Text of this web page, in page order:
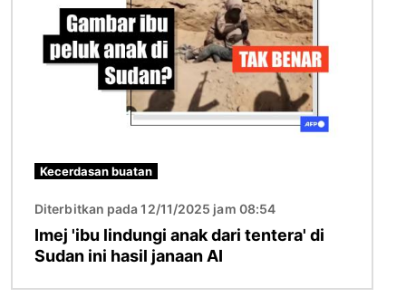
Kecerdasan buatan
Diterbitkan pada 12/11/2025 jam 08:54
Imej 'ibu lindungi anak dari tentera' di
Sudan ini hasil janaan AI